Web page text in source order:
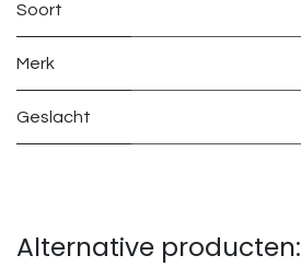
Soort
Merk
Geslacht
Alternative producten: